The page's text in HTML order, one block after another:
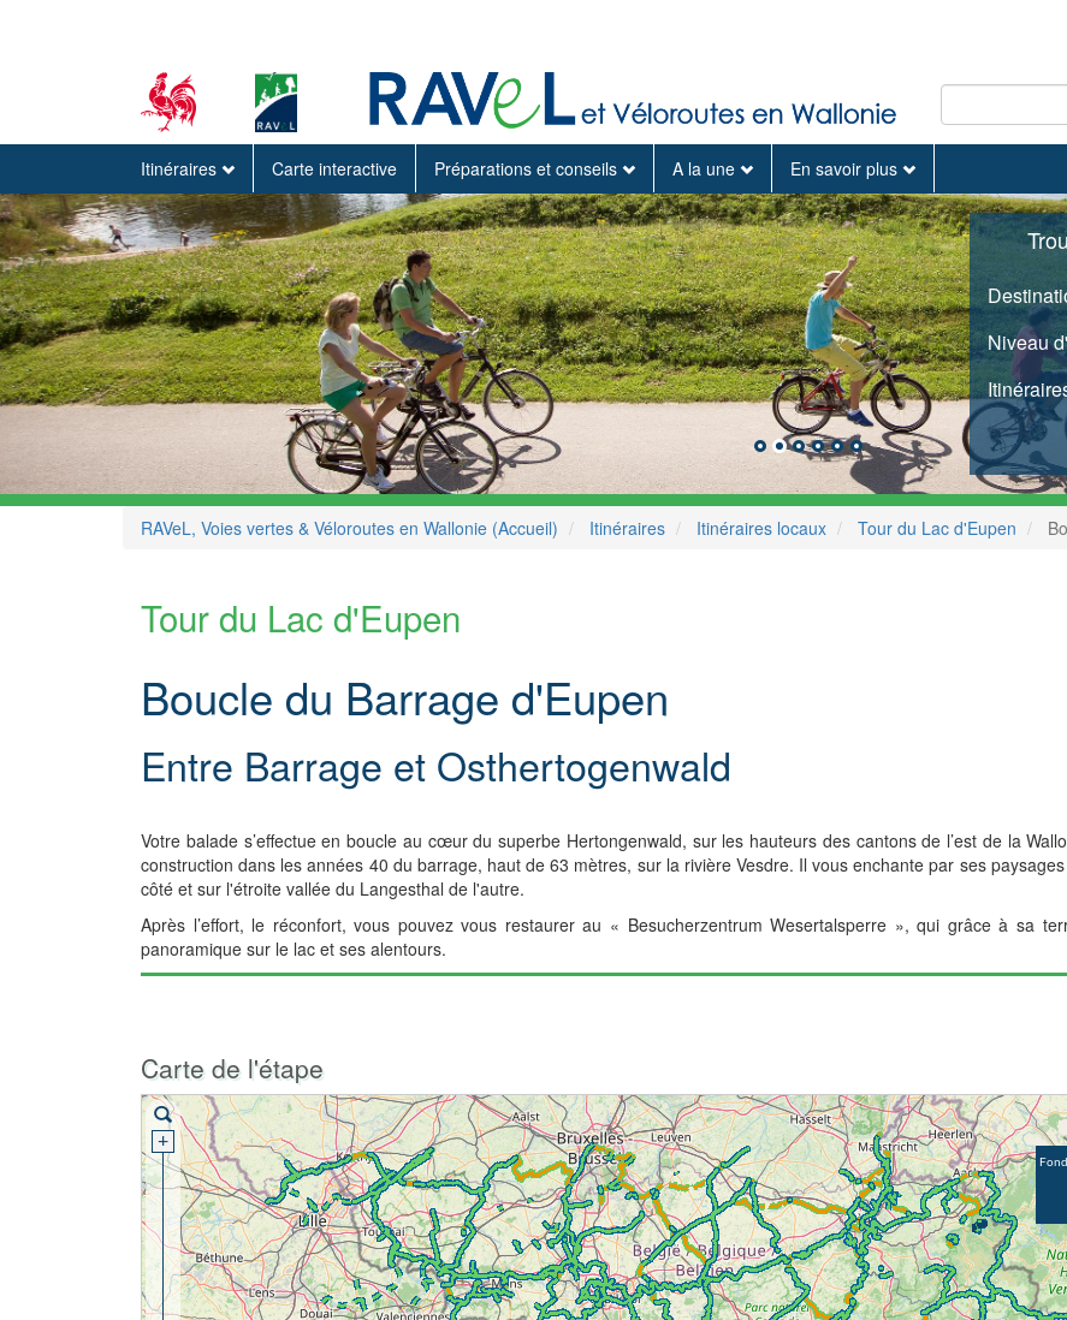
Itinéraires Carte interactive Préparations et conseils A la une En savoir plus
Niveau
RAVeL, Voies vertes & Véloroutes en Wallonie (Accueil) Itinéraires Itinéraires locaux Tour du Lac d'Eupen
Tour du Lac d'Eupen
Boucle du Barrage d'Eupen
Entre Barrage et Osthertogenwald
Votre balade s’effectue en boucle au cœur du superbe Hertongenwald, sur les hauteurs des cantons de l’est de la
construction dans les années 40 du barrage, haut de 63 mètres, sur la rivière Vesdre. Il vous enchante par ses
côté et sur l'étroite vallée du Langesthal de l'autre.
Après l’effort, le réconfort, vous pouvez vous restaurer au « Besucherzentrum Wesertalsperre », qui grâce à sa
panoramique sur le lac et ses alentours.
Carte de l'étape